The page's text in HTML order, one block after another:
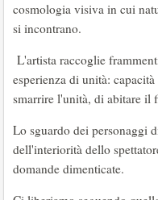
cosmologia visiva in cui
si incontrano.
L'artista raccoglie
esperienza di unità:
smarrire l'unità, di abitare il
Lo sguardo dei personaggi
dell'interiorità dello
domande dimenticate.